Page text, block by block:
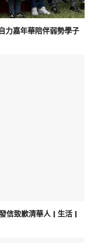
力嘉年華陪伴弱勢學子
信致歉清華人 | 生活 |